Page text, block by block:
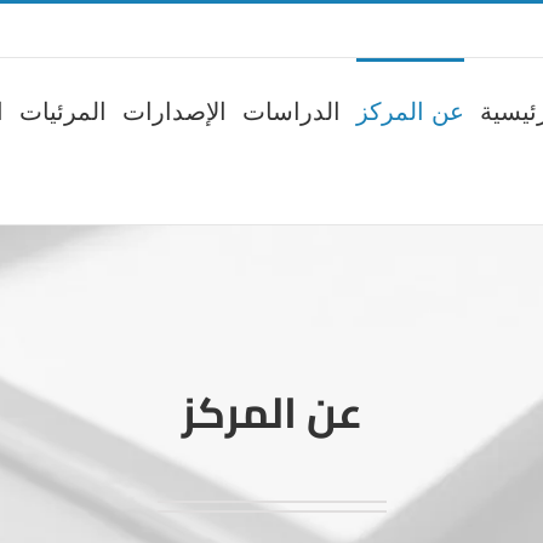
عن المركز الدراسات الإصدارات المرئيات
عن المركز